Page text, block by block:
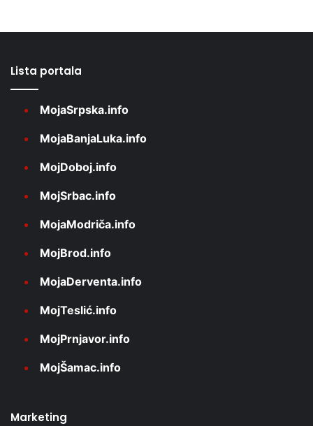
Lista portala
MojaSrpska.info
MojaBanjaLuka.info
MojDoboj.info
MojSrbac.info
MojaModriča.info
MojBrod.info
MojaDerventa.info
MojTeslić.info
MojPrnjavor.info
MojŠamac.info
Marketing